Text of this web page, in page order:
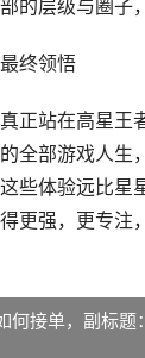
的层级与圈子
终领悟
正站在高星王
全部游戏人生
些体验远比星
更强，更专注
何接单，副标